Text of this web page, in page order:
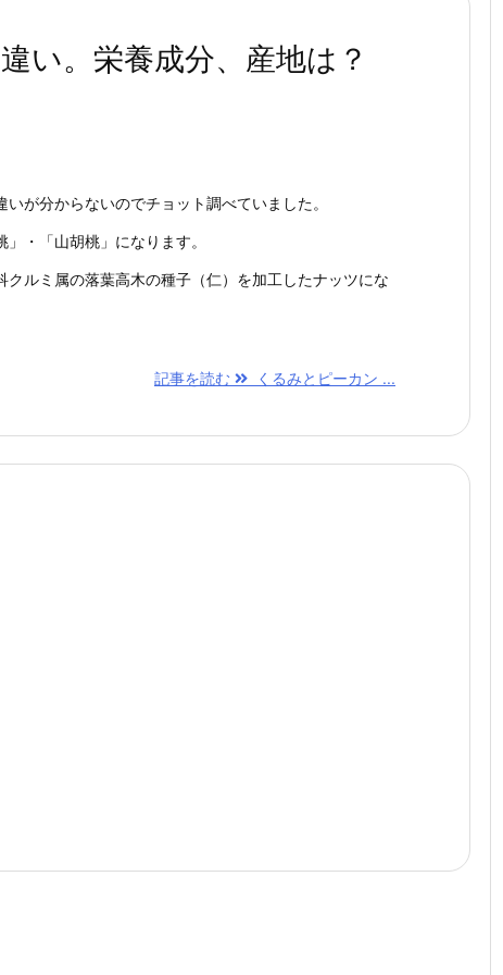
い。栄養成分、産地は？
が分からないのでチョット調べていました。
・「山胡桃」になります。
クルミ属の落葉高木の種子（仁）を加工したナッツにな
記事を読む くるみとピーカン ...